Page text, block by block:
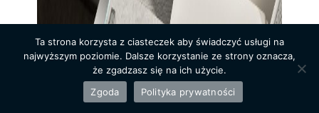
Ta strona korzysta z ciasteczek aby świadczyć usługi na
najwyższym poziomie. Dalsze korzystanie ze strony oznacza,
że zgadzasz się na ich użycie.
Zgoda
Polityka prywatności